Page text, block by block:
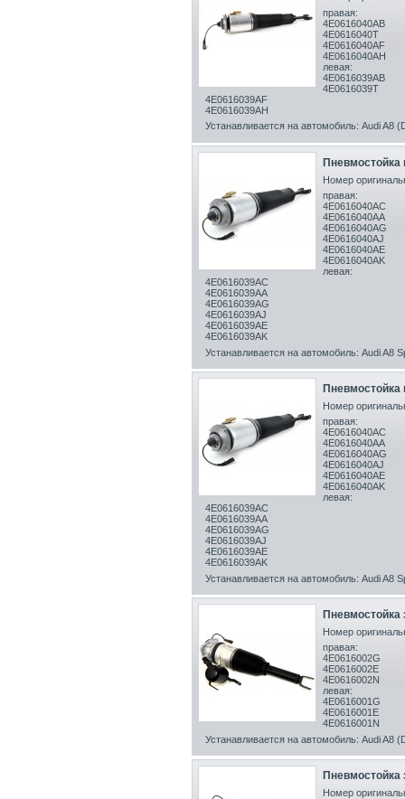
правая:
4E0616040AB
4E0616040T
4E0616040AF
4E0616040AH
левая:
4E0616039AB
4E0616039T
4E0616039AF
4E0616039AH
Устанавливается на автомобиль: Audi A8
Пневмостойка
Номер
правая:
4E0616040AC
4E0616040AA
4E0616040AG
4E0616040AJ
4E0616040AE
4E0616040AK
левая:
4E0616039AC
4E0616039AA
4E0616039AG
4E0616039AJ
4E0616039AE
4E0616039AK
Устанавливается на автомобиль: Audi A8
Пневмостойка
Номер
правая:
4E0616040AC
4E0616040AA
4E0616040AG
4E0616040AJ
4E0616040AE
4E0616040AK
левая:
4E0616039AC
4E0616039AA
4E0616039AG
4E0616039AJ
4E0616039AE
4E0616039AK
Устанавливается на автомобиль: Audi A8
Пневмостойка
Номер
правая:
4E0616002G
4E0616002E
4E0616002N
левая:
4E0616001G
4E0616001E
4E0616001N
Устанавливается на автомобиль: Audi A8
Пневмостойка
Номер